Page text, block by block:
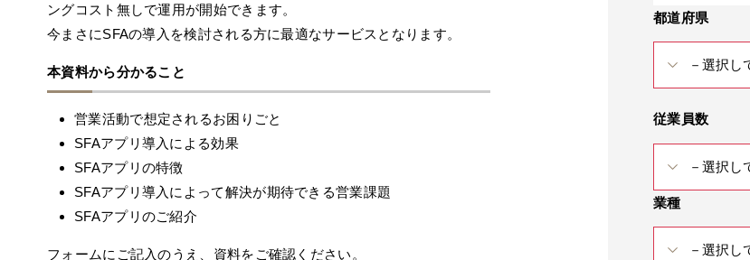
ングコスト無しで運用が開始できます。
今まさにSFAの導入を検討される方に最適なサービスとなります。
本資料から分かること
営業活動で想定されるお困りごと
SFAアプリ導入による効果
SFAアプリの特徴
SFAアプリ導入によって解決が期待できる営業課題
SFAアプリのご紹介
フォームにご記入のうえ、資料をご確認ください。
都道府県
従業員数
業種